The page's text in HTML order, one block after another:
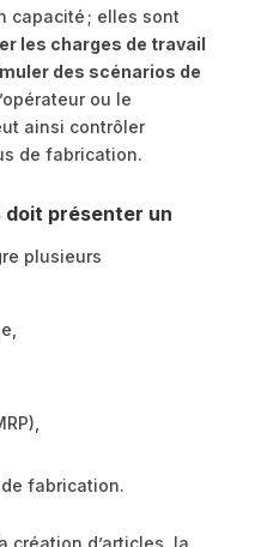
capacité ; elles sont
les charges de travail
des scénarios de
ou le
ainsi contrôler
de fabrication.
présenter un
plusieurs
fabrication.
création d’articles, la